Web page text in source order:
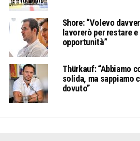
Shore: “Volevo
lavorerò per restare
opportunità”
Thürkauf: “Abbiamo
solida, ma sappiamo
dovuto”